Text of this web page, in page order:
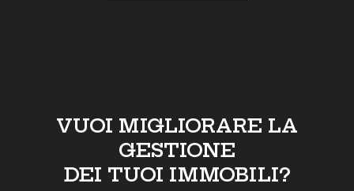
VUOI MIGLIORARE LA
GESTIONE
DEI TUOI IMMOBILI?